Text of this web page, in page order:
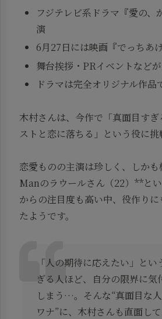
フジテレビ系ドラマ『愛の、
演
6月27日には映画『でっちあ
舞台挨拶・PRイベントなどが
ドラマは完全オリジナル作品
木村さんは、今作で「真面目す
ストと恋に落ちる」という役に挑
恋愛ものの主演は珍しく、しか
Manのラウールさん（22）**と
からの注目度も高い中、役作り
たようです。
「人の期待に応えたい」と
ぎる人ほど、自分の限界に気
しまう…。そんな“真面目な
ワナ”に、木村さんも直面し